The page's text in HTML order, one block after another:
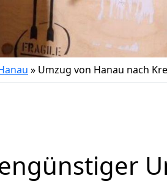
» Umzug von Hanau nach